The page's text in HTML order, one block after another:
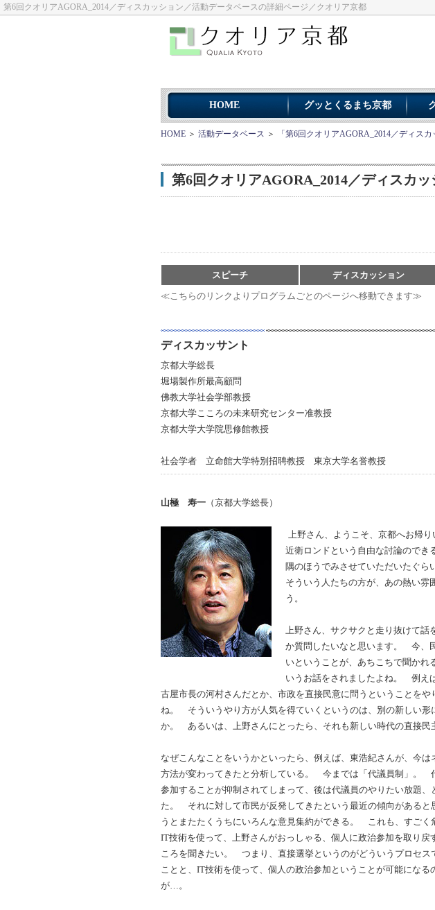
第6回クオリアAGORA_2014／ディスカッション／活動データベースの詳細ページ／クオリア京都
HOME グッとくるまち京都
HOME ＞ 活動データベース ＞ 「第6回クオリアAGORA_2014／ディス
第6回クオリアAGORA_2014／ディスカッ
スピーチ ディスカッション
≪こちらのリンクよりプログラムごとのページへ移動できます≫
ディスカッサント
京都大学総長
堀場製作所最高顧問
佛教大学社会学部教授
京都大学こころの未来研究センター准教授
京都大学大学院思修館教授
社会学者 立命館大学特別招聘教授 東京大学名誉教授
山極 寿一 （京都大学総長）
上野さん、ようこそ、京都へお帰
近衛ロンドという自由な討論のでき
隅のほうでみさせていただいたぐら
そういう人たちの方が、あの熱い雰
う。
上野さん、サクサクと走り抜けて話
か質問したいなと思います。 今、
いということが、あちこちで聞かれ
いうお話をされましたよね。 例え
古屋市長の河村さんだとか、市政を直接民意に問うということをや
ね。 そういうやり方が人気を得ていくというのは、別の新しい形
か。 あるいは、上野さんにとったら、それも新しい時代の直接
なぜこんなことをいうかといったら、例えば、東浩紀さんが、今
方法が変わってきたと分析している。 今までは「代議員制」。
参加することが抑制されてしまって、後は代議員のやりたい放題、
た。 それに対して市民が反発してきたという最近の傾向がある
うとまたたくうちにいろんな意見集約ができる。 これも、すごく
IT技術を使って、上野さんがおっしゃる、個人に政治参加を取り戻
ころを聞きたい。 つまり、直接選挙というのがどういうプロセス
ことと、IT技術を使って、個人の政治参加ということが可能になる
が…。